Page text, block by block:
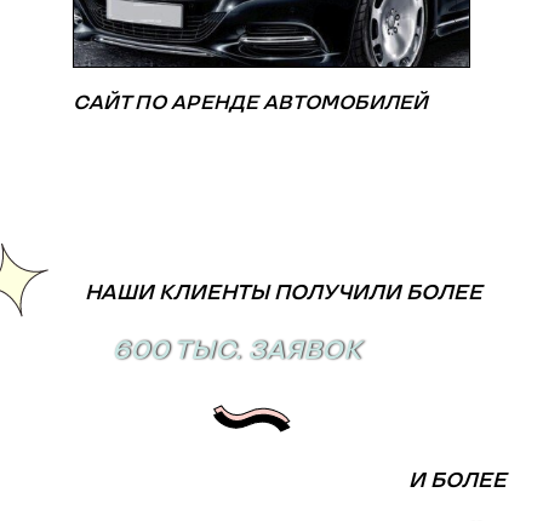
САЙТ ПО АРЕНДЕ АВТОМОБИЛЕЙ
НАШИ КЛИЕНТЫ ПОЛУЧИЛИ БОЛЕЕ
600 ТЫС. ЗАЯВОК
И БОЛЕЕ